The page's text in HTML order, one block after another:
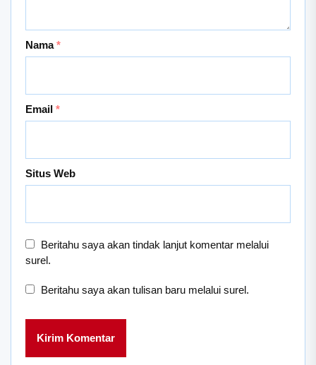
Nama*
Email *
Situs Web
Beritahu saya akan tindak lanjut komentar melalui
surel.
Beritahu saya akan tulisan baru melalui surel.